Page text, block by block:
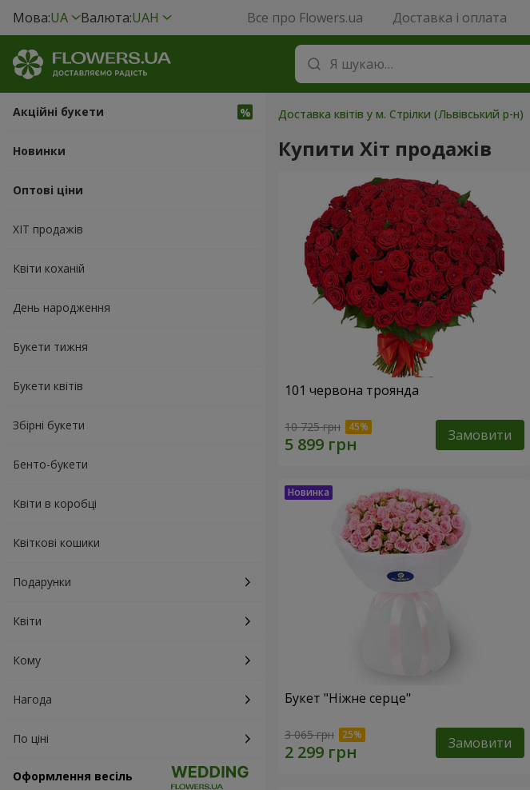
Мова:UA Валюта:UAH Все про Flowers.ua Доставка і оплата
Акційні букети
Новинки
Оптові ціни
ХІТ продажів
Квіти коханій
День народження
Букети тижня
Букети квітів
Збірні букети
Бенто-букети
Квіти в коробці
Квіткові кошики
Подарунки
Квіти
Кому
Нагода
По ціні
Оформлення весіль
Доставка квітів у м. Стрілки (Львівський р-н)
Купити Хіт продажів
101 червона троянда
10 725 грн Замовити
Букет "Ніжне серце"
3 065 грн Замовити